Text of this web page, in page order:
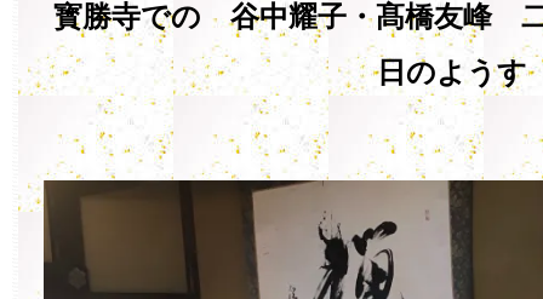
寳勝寺での 谷中耀子・髙橋友峰
日のようす